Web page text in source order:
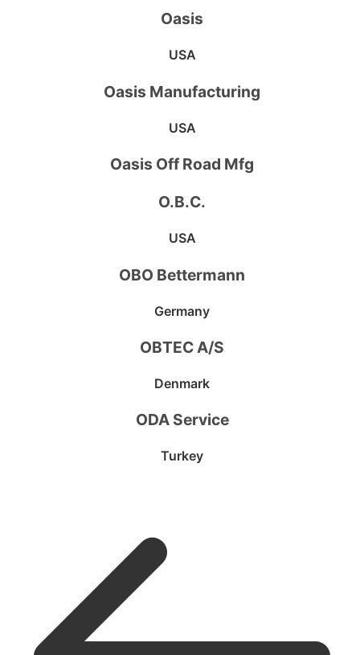
Oasis
USA
Oasis Manufacturing
USA
Oasis Off Road Mfg
O.B.C.
USA
OBO Bettermann
Germany
OBTEC A/S
Denmark
ODA Service
Turkey